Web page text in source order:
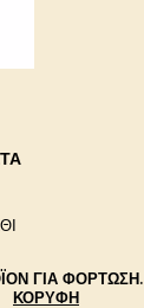
ΓΙΑ ΦΌΡΤΩΣΗ.
ΚΟΡΥΦΉ